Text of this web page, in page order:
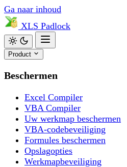
Ga naar inhoud
XLS Padlock
Product
Beschermen
Excel Compiler
VBA Compiler
Uw werkmap beschermen
VBA-codebeveiliging
Formules beschermen
Opslagopties
Werkmapbeveiliging